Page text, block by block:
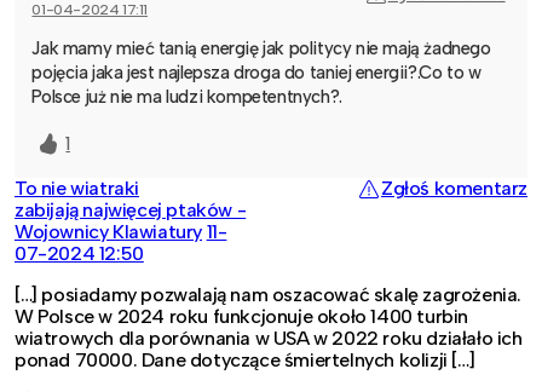
01-04-2024 17:11
Jak mamy mieć tanią energię jak politycy nie mają żadnego
pojęcia jaka jest najlepsza droga do taniej energii?.Co to w
Polsce już nie ma ludzi kompetentnych?.
1
To nie wiatraki
zabijają najwięcej ptaków -
Wojownicy Klawiatury 11-
07-2024 12:50
Zgłoś komentarz
[…] posiadamy pozwalają nam oszacować skalę zagrożenia.
W Polsce w 2024 roku funkcjonuje około 1400 turbin
wiatrowych dla porównania w USA w 2022 roku działało ich
ponad 70000. Dane dotyczące śmiertelnych kolizji […]